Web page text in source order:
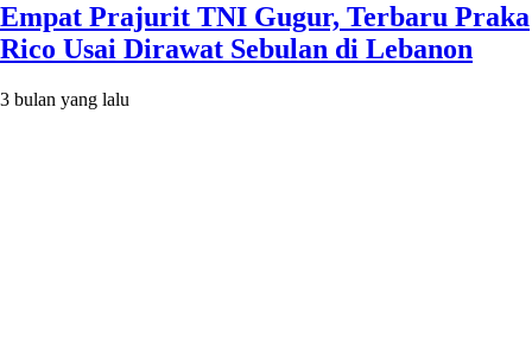
Empat Prajurit TNI Gugur, Terbaru Praka
Rico Usai Dirawat Sebulan di Lebanon
3 bulan yang lalu